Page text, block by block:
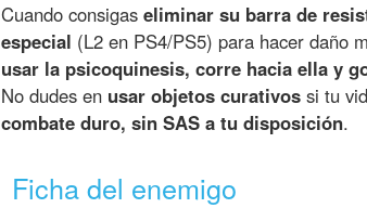
Cuando consigas eliminar su barra de
especial (L2 en PS4/PS5) para hacer daño
usar la psicoquinesis, corre hacia ella y
No dudes en usar objetos curativos si tu
combate duro, sin SAS a tu disposición.
Ficha del enemigo